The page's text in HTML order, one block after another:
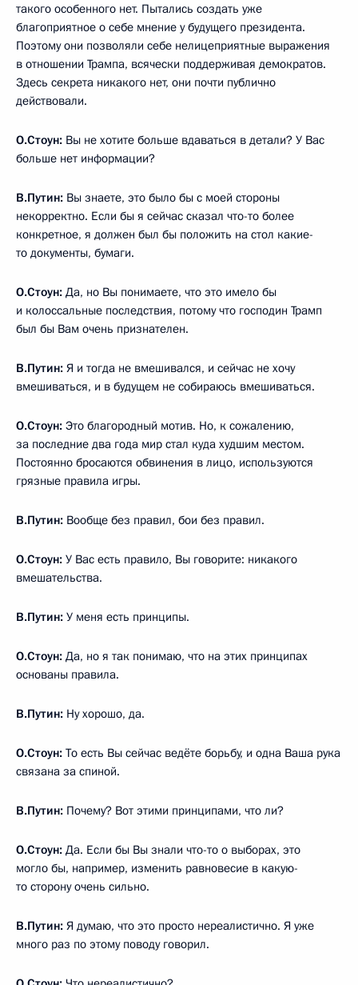
такого особенного нет. Пытались создать уже
благоприятное о себе мнение у будущего президента.
Поэтому они позволяли себе нелицеприятные выражения
в отношении Трампа, всячески поддерживая демократов.
Здесь секрета никакого нет, они почти публично
действовали.
О.Стоун: Вы не хотите больше вдаваться в детали? У Вас
больше нет информации?
В.Путин: Вы знаете, это было бы с моей стороны
некорректно. Если бы я сейчас сказал что-то более
конкретное, я должен был бы положить на стол какие-
то документы, бумаги.
О.Стоун: Да, но Вы понимаете, что это имело бы
и колоссальные последствия, потому что господин Трамп
был бы Вам очень признателен.
В.Путин: Я и тогда не вмешивался, и сейчас не хочу
вмешиваться, и в будущем не собираюсь вмешиваться.
О.Стоун: Это благородный мотив. Но, к сожалению,
за последние два года мир стал куда худшим местом.
Постоянно бросаются обвинения в лицо, используются
грязные правила игры.
В.Путин: Вообще без правил, бои без правил.
О.Стоун: У Вас есть правило, Вы говорите: никакого
вмешательства.
В.Путин: У меня есть принципы.
О.Стоун: Да, но я так понимаю, что на этих принципах
основаны правила.
В.Путин: Ну хорошо, да.
О.Стоун: То есть Вы сейчас ведёте борьбу, и одна Ваша рука
связана за спиной.
В.Путин: Почему? Вот этими принципами, что ли?
О.Стоун: Да. Если бы Вы знали что-то о выборах, это
могло бы, например, изменить равновесие в какую-
то сторону очень сильно.
В.Путин: Я думаю, что это просто нереалистично. Я уже
много раз по этому поводу говорил.